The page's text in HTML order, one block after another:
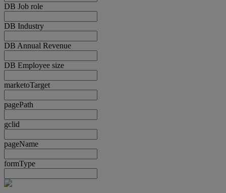
DB Job role
DB Industry
DB Annual Revenue
DB Employee size
marketoTarget
pagePath
gclid
pageName
formType